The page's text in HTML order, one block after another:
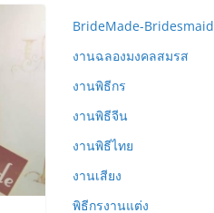
BrideMade-Bridesmaid
งานฉลองมงคลสมรส
งานพิธีกร
งานพิธีจีน
งานพิธีไทย
งานเสียง
พิธีกรงานแต่ง